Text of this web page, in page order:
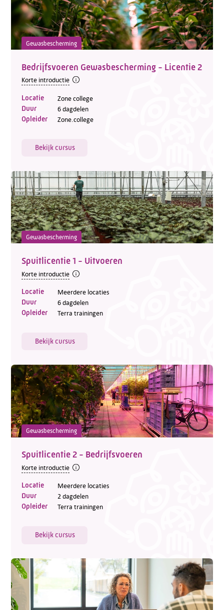
Gewasbescherming
Bedrijfsvoeren Gewasbescherming - Licentie 2
Korte introductie
Locatie Zone college
Duur 6 dagdelen
Opleider Zone.college
Bekijk cursus
Gewasbescherming
Spuitlicentie 1 - Uitvoeren
Korte introductie
Locatie Meerdere locaties
Duur 6 dagdelen
Opleider Terra trainingen
Bekijk cursus
Gewasbescherming
Spuitlicentie 2 - Bedrijfsvoeren
Korte introductie
Locatie Meerdere locaties
Duur 2 dagdelen
Opleider Terra trainingen
Bekijk cursus